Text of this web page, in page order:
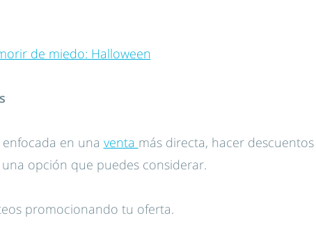
de miedo: Halloween
en una venta más directa, hacer descuentos
opción que puedes considerar.
promocionando tu oferta.